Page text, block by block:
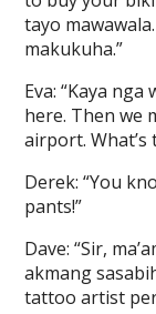
tayo
makukuha.”
Eva: “Kaya
here. Then we
airport. What’s
Derek: “You
pants!”
Dave: “Sir,
akmang
tattoo artist